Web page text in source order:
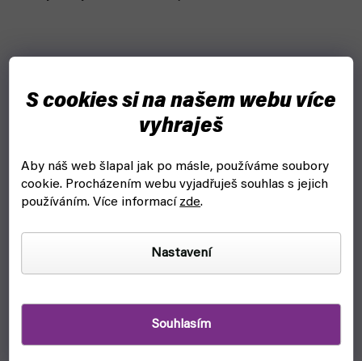
S cookies si na našem webu více
vyhraješ
Aby náš web šlapal jak po másle, používáme soubory
cookie. Procházením webu vyjadřuješ souhlas s jejich
používáním. Více informacízde.
Nastavení
Souhlasím